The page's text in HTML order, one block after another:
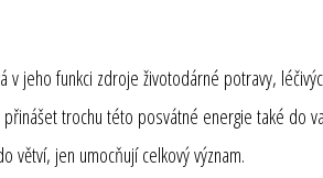
v jeho funkci zdroje životodárné potravy,
trochu této posvátné energie také do
větví, jen umocňují celkový význam.